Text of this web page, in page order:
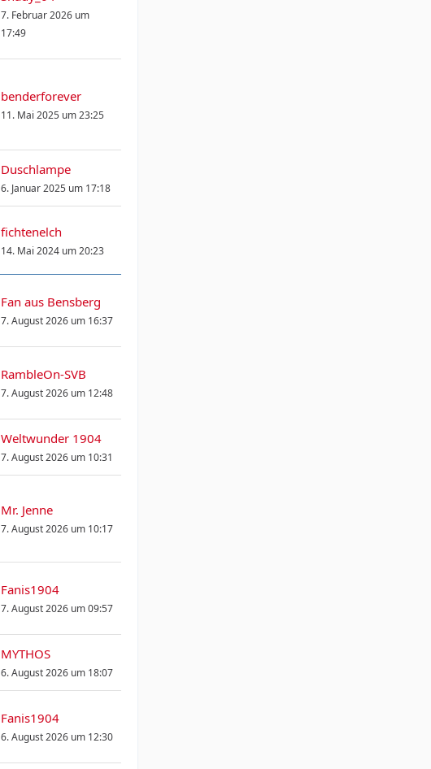
7. Februar 2026 um
17:49
benderforever
11. Mai 2025 um 23:25
Duschlampe
6. Januar 2025 um 17:18
fichtenelch
14. Mai 2024 um 20:23
Fan aus Bensberg
7. August 2026 um 16:37
RambleOn-SVB
7. August 2026 um 12:48
Weltwunder 1904
7. August 2026 um 10:31
Mr. Jenne
7. August 2026 um 10:17
Fanis1904
7. August 2026 um 09:57
MYTHOS
6. August 2026 um 18:07
Fanis1904
6. August 2026 um 12:30